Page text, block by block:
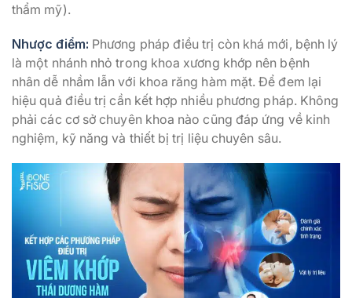
thẩm mỹ).
Nhược điểm: Phương pháp điều trị còn khá mới, bệnh lý
là một nhánh nhỏ trong khoa xương khớp nên bệnh
nhân dễ nhầm lẫn với khoa răng hàm mặt. Để đem lại
hiệu quả điều trị cần kết hợp nhiều phương pháp. Không
phải các cơ sở chuyên khoa nào cũng đáp ứng về kinh
nghiệm, kỹ năng và thiết bị trị liệu chuyên sâu.